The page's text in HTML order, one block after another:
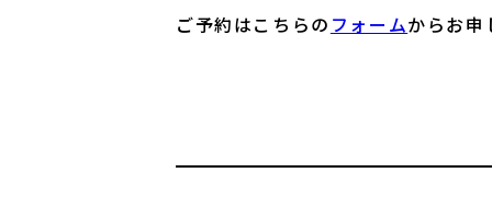
ご予約はこちらの フォームからお申